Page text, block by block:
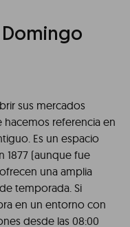
sus mercados
hacemos referencia en
Es un espacio
1877 (aunque fue
una amplia
temporada. Si
en un entorno con
desde las 08:00